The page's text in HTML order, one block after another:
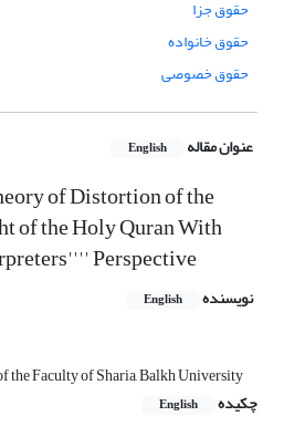
حقوق جزا
حقوق خانواده
حقوق خصوصی
عنوان مقاله English
of Distortion of the
of the Holy Quran With
Perspective
نویسنده English
the Faculty of Sharia, Balkh University
چکیده
English